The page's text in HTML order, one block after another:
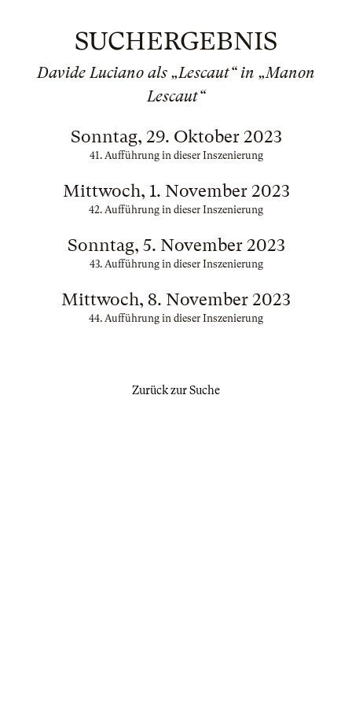
SUCHERGEBNIS
Davide Luciano als „Lescaut“ in „Manon
Lescaut“
Sonntag, 29. Oktober 2023
41. Aufführung in dieser Inszenierung
Mittwoch, 1. November 2023
42. Aufführung in dieser Inszenierung
Sonntag, 5. November 2023
43. Aufführung in dieser Inszenierung
Mittwoch, 8. November 2023
44. Aufführung in dieser Inszenierung
Zurück zur Suche